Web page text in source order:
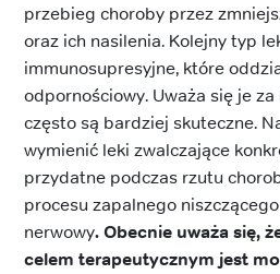
przebieg choroby przez
oraz ich nasilenia. Kolejny typ
immunosupresyjne, które
odpornościowy. Uważa się je
często są bardziej skuteczne.
wymienić leki zwalczające
przydatne podczas rzutu
procesu zapalnego
nerwowy. Obecnie uważa się,
celem terapeutycznym jest